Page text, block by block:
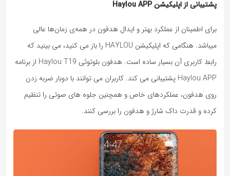
پشتیبانی از اپلیکیشن Haylou APP
برای اطمینان از عملکرد بهتر و ایدال هدفون در همه‌ی زمان‌ها عالی
میباشد. هنگامی که اپلیکیشن HAYLOU را باز می کنید، می بینید که
رابط کاربری آن بسیار ساده است. هدفون بلوتوثی Haylou T19 از برنامه
Haylou APP پشتیبانی می کند. کاربران می توانند با دوبار ضربه زدن
روی هدفون، عملکردهای خاص و همچنین جلوه های صوتی را تنظیم
کرده و قدرت داک شارژ و هدفون را بررسی کنند.